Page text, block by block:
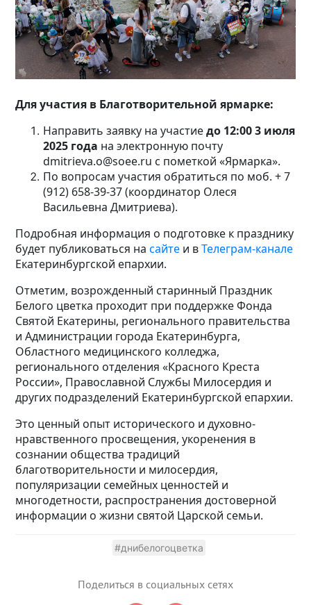
Для участия в Благотворительной ярмарке:
Направить заявку на участиедо 12:00 3 июля
2025 года на электронную почту
dmitrieva.o@soee.ru с пометкой «Ярмарка».
По вопросам участия обратиться по моб. + 7
(912) 658-39-37 (координатор Олеся
Васильевна Дмитриева).
Подробная информация о подготовке к празднику
будет публиковаться насайте и вТелеграм-канале
Екатеринбургской епархии.
Отметим, возрожденный старинный Праздник
Белого цветка проходит при поддержке Фонда
Святой Екатерины, регионального правительства
и Администрации города Екатеринбурга,
Областного медицинского колледжа,
регионального отделения «Красного Креста
России», Православной Службы Милосердия и
других подразделений Екатеринбургской епархии.
Это ценный опыт исторического и духовно-
нравственного просвещения, укоренения в
сознании общества традиций
благотворительности и милосердия,
популяризации семейных ценностей и
многодетности, распространения достоверной
информации о жизни святой Царской семьи.
#днибелогоцветка
Поделиться в социальных сетях